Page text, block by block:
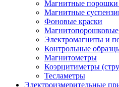
Магнитные порошки
Магнитные
Фоновые краски
Магнитопорошковые
Электромагниты и
Контрольные
Магнитометры
Коэрцитиметры
Тесламетры
Электроизмерительные